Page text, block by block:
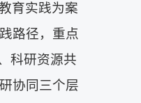
育实践为案
路径，重点
科研资源共
协同三个层